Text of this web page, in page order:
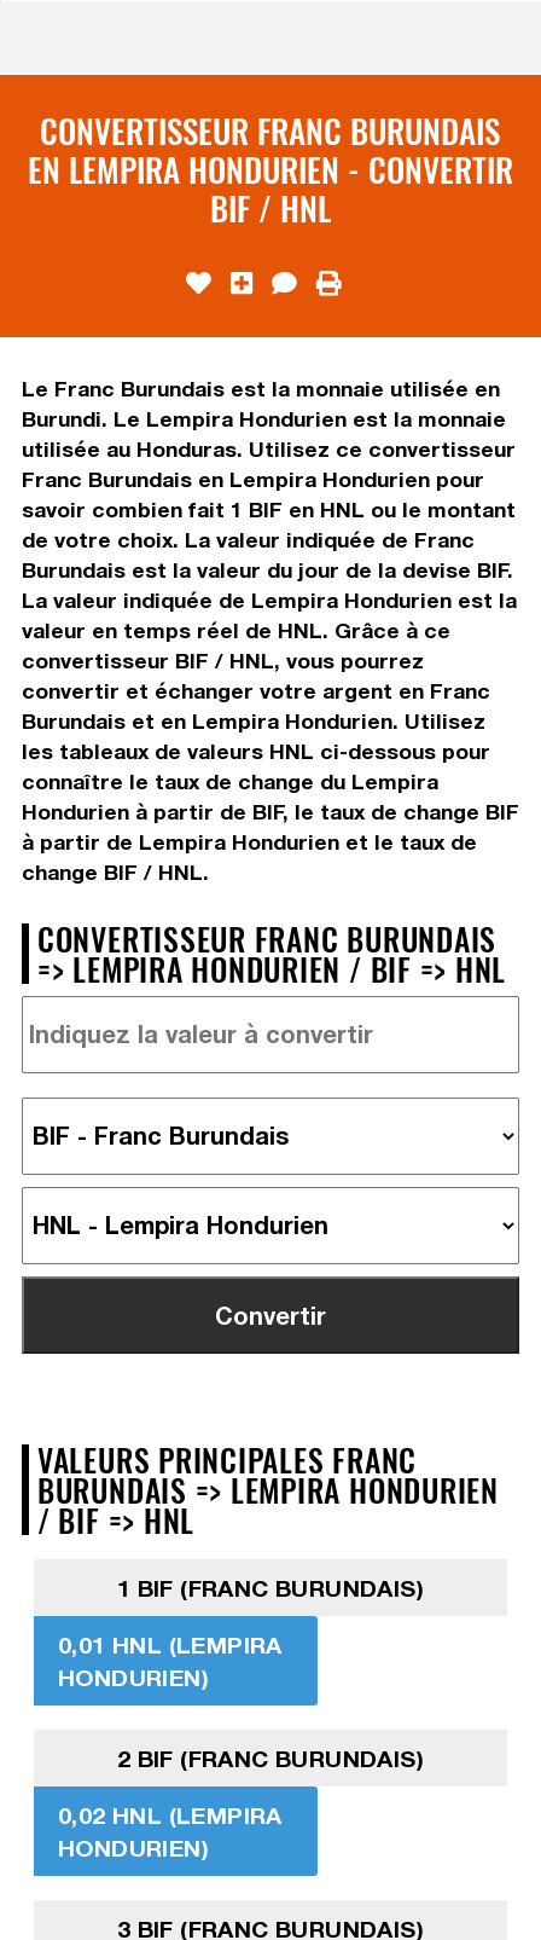
CONVERTISSEUR FRANC BURUNDAIS
EN LEMPIRA HONDURIEN - CONVERTIR
BIF / HNL
Le Franc Burundais est la monnaie utilisée en
Burundi. Le Lempira Hondurien est la monnaie
utilisée au Honduras. Utilisez ce convertisseur
Franc Burundais en Lempira Hondurien pour
savoir combien fait 1 BIF en HNL ou le montant
de votre choix. La valeur indiquée de Franc
Burundais est la valeur du jour de la devise BIF.
La valeur indiquée de Lempira Hondurien est la
valeur en temps réel de HNL. Grâce à ce
convertisseur BIF / HNL, vous pourrez
convertir et échanger votre argent en Franc
Burundais et en Lempira Hondurien. Utilisez
les tableaux de valeurs HNL ci-dessous pour
connaître le taux de change du Lempira
Hondurien à partir de BIF, le taux de change BIF
à partir de Lempira Hondurien et le taux de
change BIF / HNL.
CONVERTISSEUR FRANC BURUNDAIS
=> LEMPIRA HONDURIEN / BIF => HNL
VALEURS PRINCIPALES FRANC
BURUNDAIS => LEMPIRA HONDURIEN
/ BIF => HNL
1 BIF (FRANC BURUNDAIS)
0,01 HNL (LEMPIRA
HONDURIEN)
2 BIF (FRANC BURUNDAIS)
0,02 HNL (LEMPIRA
HONDURIEN)
3 BIF (FRANC BURUNDAIS)